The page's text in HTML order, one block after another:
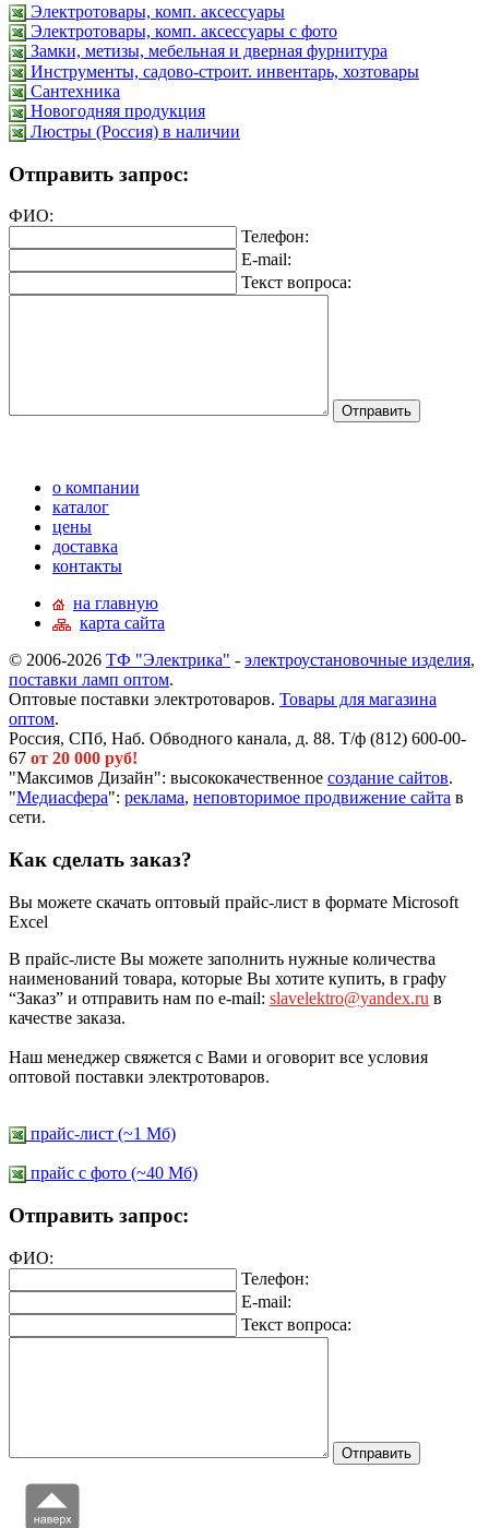
Электротовары, комп. аксессуары
Электротовары, комп. аксессуары с фото
Замки, метизы, мебельная и дверная фурнитура
Инструменты, садово-строит. инвентарь, хозтовары
Сантехника
Новогодняя продукция
Люстры (Россия) в наличии
Отправить запрос:
ФИО:
Телефон:
E-mail:
Текст вопроса:
о компании
каталог
цены
доставка
контакты
на главную
карта сайта
© 2006-2026 ТФ "Электрика" - электроустановочные изделия,
поставки ламп оптом.
Оптовые поставки электротоваров. Товары для магазина
оптом.
Россия, СПб, Наб. Обводного канала, д. 88. Т/ф (812) 600-00-
67 от 20 000 руб!
"Максимов Дизайн": высококачественное создание сайтов.
"Медиасфера": реклама, неповторимое продвижение сайта в
сети.
Как сделать заказ?
Вы можете скачать оптовый прайс-лист в формате Microsoft
Excel
В прайс-листе Вы можете заполнить нужные количества
наименований товара, которые Вы хотите купить, в графу
“Заказ” и отправить нам по e-mail: slavelektro@yandex.ru в
качестве заказа.
Наш менеджер свяжется с Вами и оговорит все условия
оптовой поставки электротоваров.
прайс-лист (~1 Мб)
прайс c фото (~40 Мб)
Отправить запрос:
ФИО:
Телефон:
E-mail:
Текст вопроса: